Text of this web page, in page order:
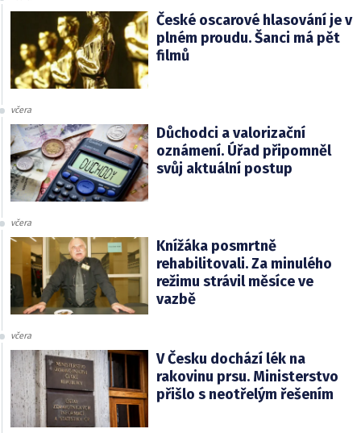
České oscarové hlasování je v
plném proudu. Šanci má pět
filmů
včera
Důchodci a valorizační
oznámení. Úřad připomněl
svůj aktuální postup
včera
Knížáka posmrtně
rehabilitovali. Za minulého
režimu strávil měsíce ve
vazbě
včera
V Česku dochází lék na
rakovinu prsu. Ministerstvo
přišlo s neotřelým řešením